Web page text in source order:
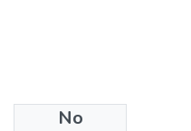
No